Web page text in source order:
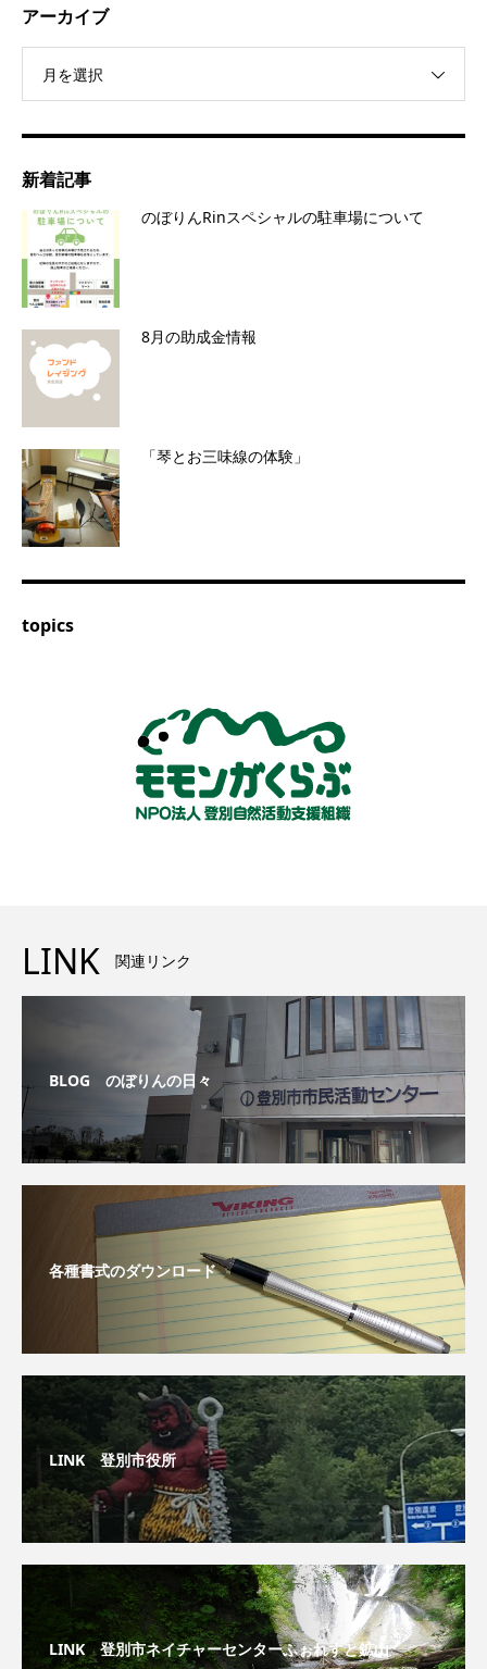
アーカイブ
月を選択
新着記事
のぼりんRinスペシャルの駐車場について
8月の助成金情報
「琴とお三味線の体験」
topics
LINK 関連リンク
BLOG のぼりんの日々
各種書式のダウンロード
LINK 登別市役所
LINK 登別市ネイチャーセンターふぉれすと鉱山